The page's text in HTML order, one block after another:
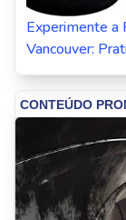
Experimente a
Vancouver: